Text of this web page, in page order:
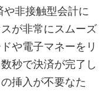
非接触型会計に
が非常にスムーズ
や電子マネーをリ
秒で決済が完了し
挿入が不要なた